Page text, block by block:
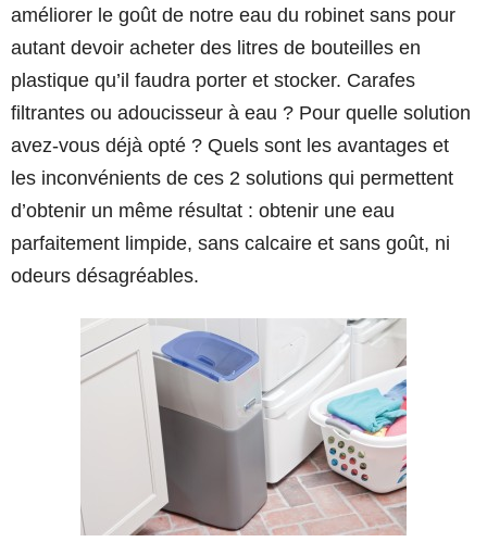
améliorer le goût de notre eau du robinet sans pour
autant devoir acheter des litres de bouteilles en
plastique qu’il faudra porter et stocker. Carafes
filtrantes ou adoucisseur à eau ? Pour quelle solution
avez-vous déjà opté ? Quels sont les avantages et
les inconvénients de ces 2 solutions qui permettent
d’obtenir un même résultat : obtenir une eau
parfaitement limpide, sans calcaire et sans goût, ni
odeurs désagréables.